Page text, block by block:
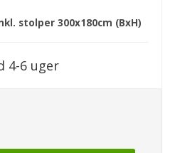
stolper 300x180cm (BxH)
4-6 uger